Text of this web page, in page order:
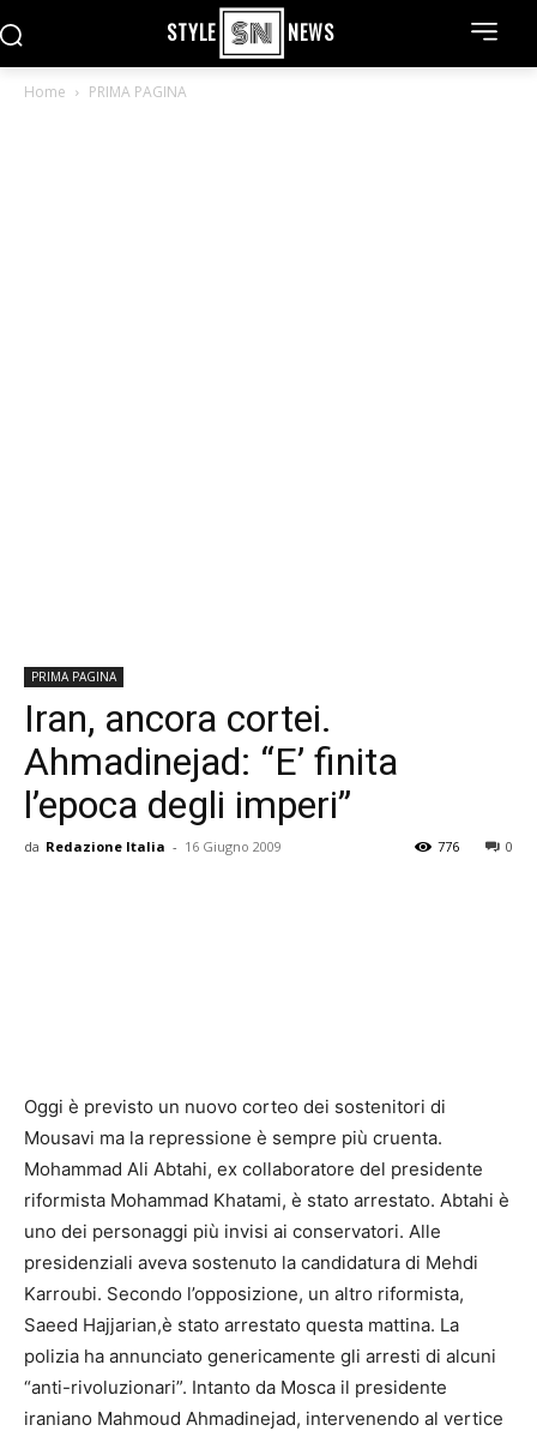
STYLE NEWS
Home PRIMA PAGINA
PRIMA PAGINA
Iran, ancora cortei.
Ahmadinejad: “E’ finita
l’epoca degli imperi”
da Redazione Italia - 16 Giugno 2009 0
776
Oggi è previsto un nuovo corteo dei sostenitori di
Mousavi ma la repressione è sempre più cruenta.
Mohammad Ali Abtahi, ex collaboratore del presidente
riformista Mohammad Khatami, è stato arrestato. Abtahi è
uno dei personaggi più invisi ai conservatori. Alle
presidenziali aveva sostenuto la candidatura di Mehdi
Karroubi. Secondo l’opposizione, un altro riformista,
Saeed Hajjarian,è stato arrestato questa mattina. La
polizia ha annunciato genericamente gli arresti di alcuni
“anti-rivoluzionari”. Intanto da Mosca il presidente
iraniano Mahmoud Ahmadinejad, intervenendo al vertice